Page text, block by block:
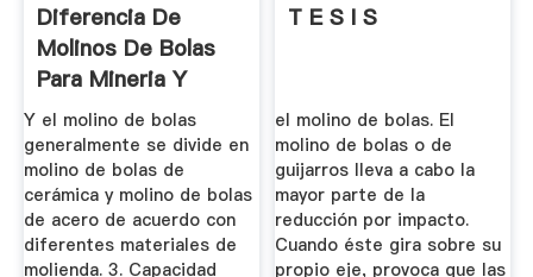
Diferencia De
Molinos De Bolas
Para Mineria Y
Molino ...
Y el molino de bolas
generalmente se divide en
molino de bolas de
cerámica y molino de bolas
de acero de acuerdo con
diferentes materiales de
molienda. 3. Capacidad
T E S I S
el molino de bolas. El
molino de bolas o de
guijarros lleva a cabo la
mayor parte de la
reducción por impacto.
Cuando éste gira sobre su
propio eje, provoca que las